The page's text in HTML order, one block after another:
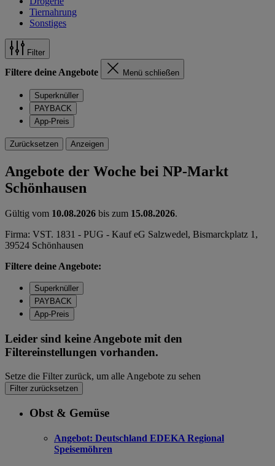
Tiernahrung
Sonstiges
Filter
Filtere deine Angebote Menü schließen
Superknüller
PAYBACK
App-Preis
Zurücksetzen Anzeigen
Angebote der Woche bei NP-Markt
Schönhausen
Gültig vom 10.08.2026 bis zum 15.08.2026.
Firma: VST. 1831 - PUG - Kauf eG Salzwedel, Bismarckplatz 1,
39524 Schönhausen
Filtere deine Angebote:
Superknüller
PAYBACK
App-Preis
Leider sind keine Angebote mit den
Filtereinstellungen vorhanden.
Setze die Filter zurück, um alle Angebote zu sehen
Filter zurücksetzen
Obst & Gemüse
Angebot: Deutschland EDEKA Regional
Speisemöhren